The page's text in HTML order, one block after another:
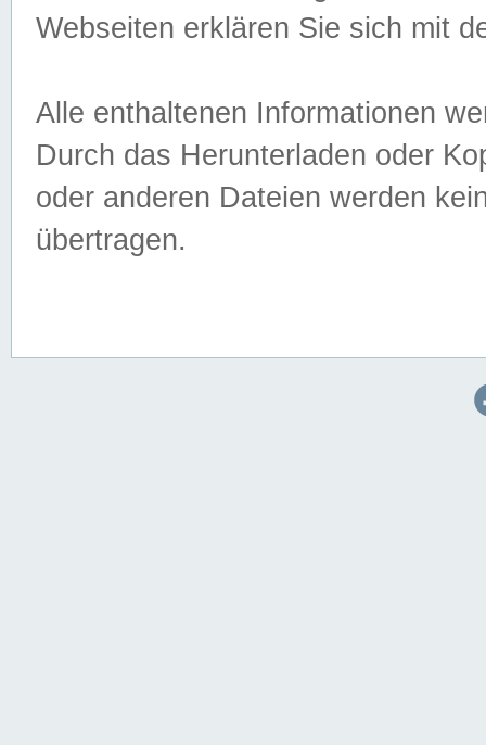
Webseiten erklären Sie sich mit
Alle enthaltenen Informationen
Durch das Herunterladen oder
oder anderen Dateien werden
übertragen.